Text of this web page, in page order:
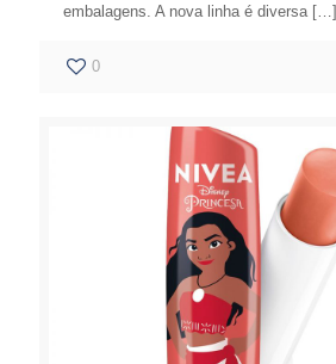
embalagens. A nova linha é diversa[…]
0